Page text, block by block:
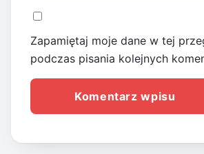
Zapamiętaj moje dane w tej
podczas pisania kolejnych